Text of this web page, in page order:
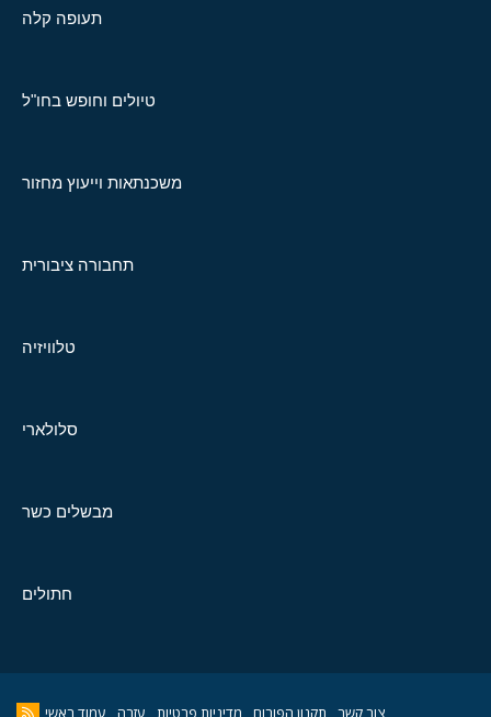
תעופה קלה
טיולים וחופש בחו"ל
משכנתאות וייעוץ מחזור
תחבורה ציבורית
טלוויזיה
סלולארי
מבשלים כשר
חתולים
צור קשר תקנון הפורום מדיניות פרטיות עזרה עמוד ראשי